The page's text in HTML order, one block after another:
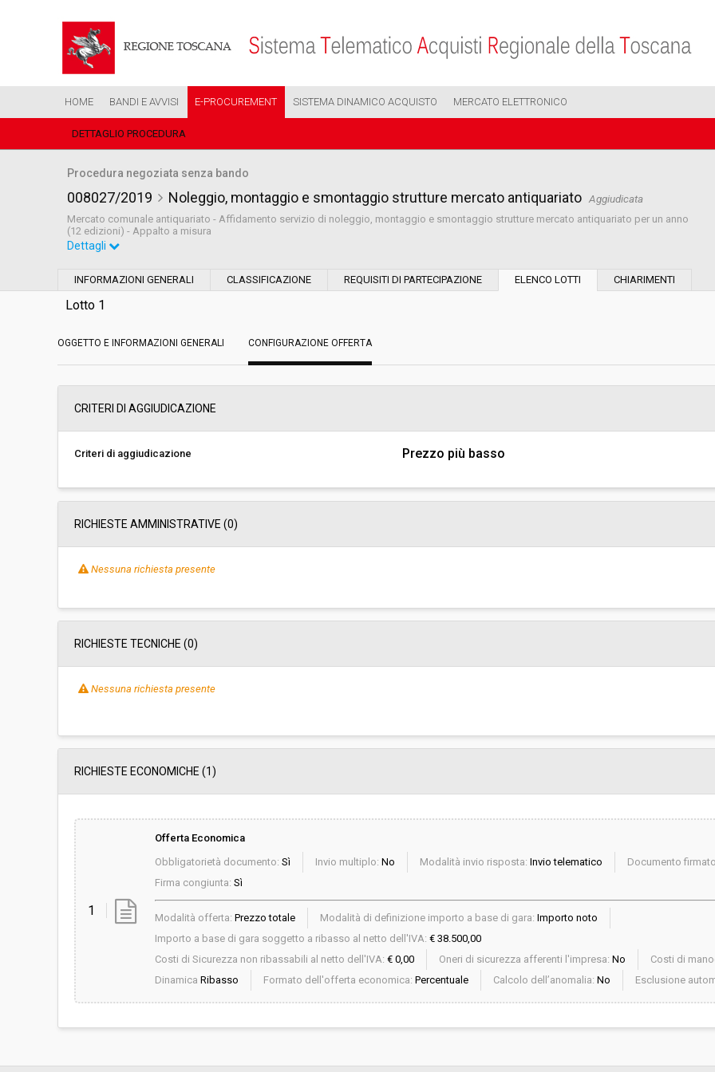
HOME BANDI E AVVISI E-PROCUREMENT SISTEMA DINAMICO ACQUISTO MERCATO ELETTRONICO
DETTAGLIO PROCEDURA
Procedura negoziata senza bando
008027/2019 Noleggio, montaggio e smontaggio strutture mercato antiquariato Aggiudicata
Mercato comunale antiquariato - Affidamento servizio di noleggio, montaggio e smontaggio strutture mercato antiquariato per un anno
(12 edizioni) - Appalto a misura
Tipo di contratto:
Data pubblicazione: 15/04/2019 12:01
Svolgimento: Gara in busta chiusa Valore stimato della procedura:
Dettagli
INFORMAZIONI GENERALI CLASSIFICAZIONE REQUISITI DI PARTECIPAZIONE ELENCO LOTTI CHIARIMENTI
Lotto 1
OGGETTO E INFORMAZIONI GENERALI CONFIGURAZIONE OFFERTA
CRITERI DI AGGIUDICAZIONE
Criteri di aggiudicazione Prezzo più basso
RICHIESTE AMMINISTRATIVE (0)
Nessuna richiesta presente
RICHIESTE TECNICHE (0)
Nessuna richiesta presente
RICHIESTE ECONOMICHE (1)
1
Offerta Economica
Obbligatorietà documento: Sì Invio multiplo: No Modalità invio risposta: Invio telematico Documento
Firma congiunta: Sì
Modalità offerta: Prezzo totale Modalità di definizione importo a base di gara: Importo noto
Importo a base di gara soggetto a ribasso al netto dell'IVA: € 38.500,00
Costi di Sicurezza non ribassabili al netto dell'IVA: € 0,00 Oneri di sicurezza afferenti l'impresa: No Costi di
Dinamica Ribasso Formato dell'offerta economica: Percentuale Calcolo dell’anomalia: No Esclusione